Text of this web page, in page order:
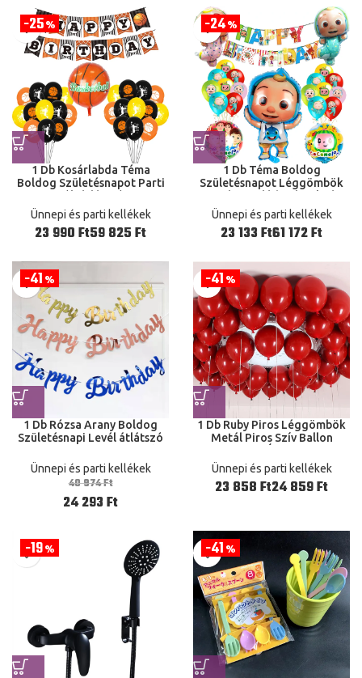
25%
1 Db Kosárlabda Téma
Boldog Születésnapot Parti
Ballon Felnőtt Gyerek Fiúk
Játék Ajándék Lufi
Ünnepi és parti kellékek
Ft Ft
24%
1 Db Téma Boldog
Születésnapot Léggömbök
Gyerekek Játék Baba Zuhany
Fólia Parti lufi Ballonok
Ünnepi és parti kellékek
Ft Ft
41%
1 Db Rózsa Arany Boldog
Születésnapi Levél átlátszó
Zászlók Gyerekek Felnőtt
Buli Kellékek
Ünnepi és parti kellékek
40 974Ft
24 293Ft
41%
1 Db Ruby ​​Piros Léggömbök
Metál Piros Szív Ballon
Születésnapi Parti Dekoráció
Léggolyók
Ünnepi és parti kellékek
Ft Ft
19% 41%